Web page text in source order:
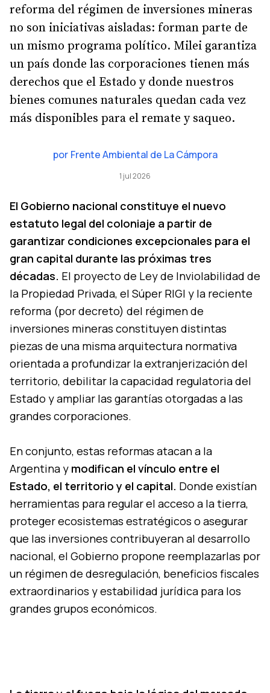
reforma del régimen de inversiones mineras
no son iniciativas aisladas: forman parte de
un mismo programa político. Milei garantiza
un país donde las corporaciones tienen más
derechos que el Estado y donde nuestros
bienes comunes naturales quedan cada vez
más disponibles para el remate y saqueo.
por Frente Ambiental de La Cámpora
1 jul 2026
El Gobierno nacional constituye el nuevo
estatuto legal del coloniaje a partir de
garantizar condiciones excepcionales para el
gran capital durante las próximas tres
décadas. El proyecto de Ley de Inviolabilidad de
la Propiedad Privada, el Súper RIGI y la reciente
reforma (por decreto) del régimen de
inversiones mineras constituyen distintas
piezas de una misma arquitectura normativa
orientada a profundizar la extranjerización del
territorio, debilitar la capacidad regulatoria del
Estado y ampliar las garantías otorgadas a las
grandes corporaciones.
En conjunto, estas reformas atacan a la
Argentina y modifican el vínculo entre el
Estado, el territorio y el capital. Donde existían
herramientas para regular el acceso a la tierra,
proteger ecosistemas estratégicos o asegurar
que las inversiones contribuyeran al desarrollo
nacional, el Gobierno propone reemplazarlas por
un régimen de desregulación, beneficios fiscales
extraordinarios y estabilidad jurídica para los
grandes grupos económicos.